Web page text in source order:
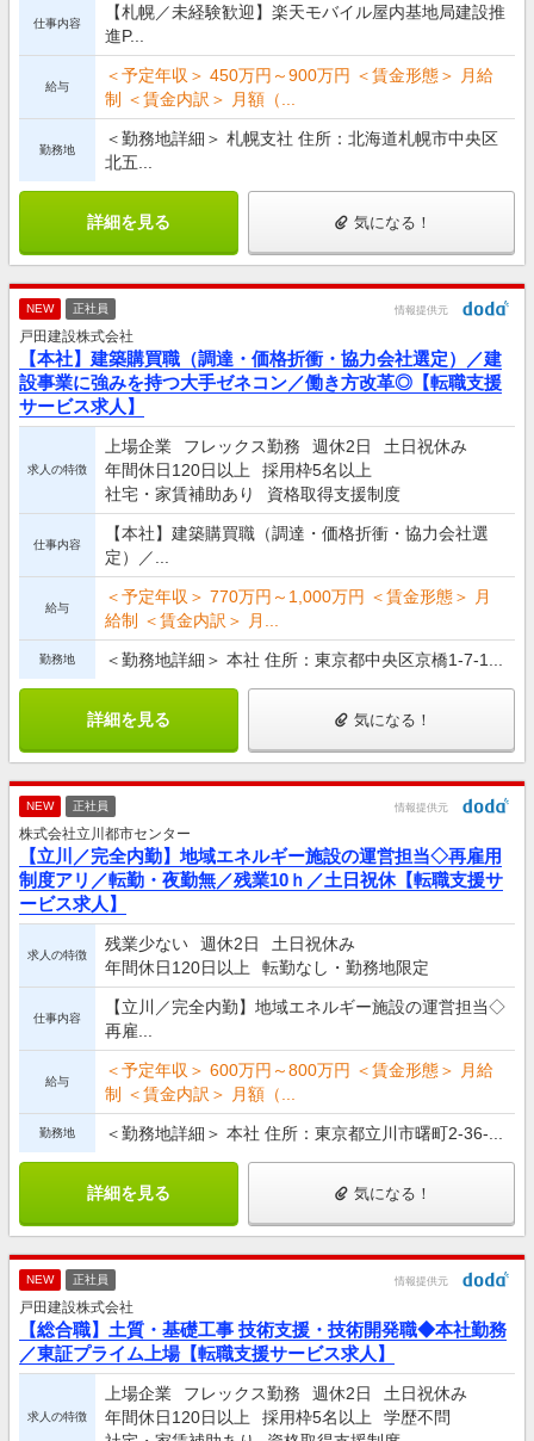
仕事内容
【札幌／未経験歓迎】楽天モバイル屋内基地局建設推
進P...
給与
＜予定年収＞ 450万円～900万円 ＜賃金形態＞ 月給
制 ＜賃金内訳＞ 月額（...
勤務地
＜勤務地詳細＞ 札幌支社 住所：北海道札幌市中央区
北五...
詳細を見る 気になる！
NEW 正社員 情報提供元
戸田建設株式会社
【本社】建築購買職（調達・価格折衝・協力会社選定）／建
設事業に強みを持つ大手ゼネコン／働き方改革◎【転職支援
サービス求人】
求人の特徴
上場企業 フレックス勤務 週休2日
土日祝休み
年間休日120日以上
採用枠5名以上
社宅・家賃補助あり
資格取得支援制度
仕事内容
【本社】建築購買職（調達・価格折衝・協力会社選
定）／...
給与
＜予定年収＞ 770万円～1,000万円 ＜賃金形態＞ 月
給制 ＜賃金内訳＞ 月...
勤務地 ＜勤務地詳細＞ 本社 住所：東京都中央区京橋1-7-1...
詳細を見る 気になる！
NEW 正社員 情報提供元
株式会社立川都市センター
【立川／完全内勤】地域エネルギー施設の運営担当◇再雇用
制度アリ／転勤・夜勤無／残業10ｈ／土日祝休【転職支援サ
ービス求人】
求人の特徴
残業少ない 週休2日
土日祝休み
年間休日120日以上
転勤なし・勤務地限定
仕事内容
【立川／完全内勤】地域エネルギー施設の運営担当◇
再雇...
給与
＜予定年収＞ 600万円～800万円 ＜賃金形態＞ 月給
制 ＜賃金内訳＞ 月額（...
勤務地 ＜勤務地詳細＞ 本社 住所：東京都立川市曙町2-36-...
詳細を見る 気になる！
NEW 正社員 情報提供元
戸田建設株式会社
【総合職】土質・基礎工事 技術支援・技術開発職◆本社勤務
／東証プライム上場【転職支援サービス求人】
求人の特徴
上場企業 フレックス勤務 週休2日
土日祝休み
年間休日120日以上
採用枠5名以上
学歴不問